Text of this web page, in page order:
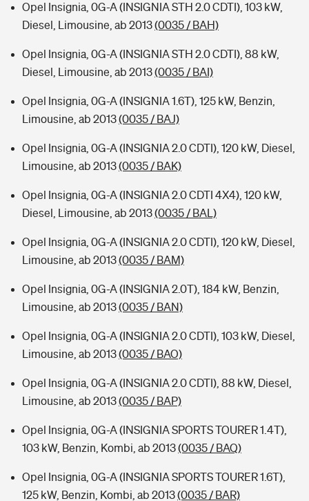
Opel Insignia, 0G-A (INSIGNIA STH 2.0 CDTI), 103 kW,
Diesel, Limousine, ab 2013(0035 / BAH)
Opel Insignia, 0G-A (INSIGNIA STH 2.0 CDTI), 88 kW,
Diesel, Limousine, ab 2013(0035 / BAI)
Opel Insignia, 0G-A (INSIGNIA 1.6T), 125 kW, Benzin,
Limousine, ab 2013(0035 / BAJ)
Opel Insignia, 0G-A (INSIGNIA 2.0 CDTI), 120 kW, Diesel,
Limousine, ab 2013(0035 / BAK)
Opel Insignia, 0G-A (INSIGNIA 2.0 CDTI 4X4), 120 kW,
Diesel, Limousine, ab 2013(0035 / BAL)
Opel Insignia, 0G-A (INSIGNIA 2.0 CDTI), 120 kW, Diesel,
Limousine, ab 2013(0035 / BAM)
Opel Insignia, 0G-A (INSIGNIA 2.0T), 184 kW, Benzin,
Limousine, ab 2013(0035 / BAN)
Opel Insignia, 0G-A (INSIGNIA 2.0 CDTI), 103 kW, Diesel,
Limousine, ab 2013(0035 / BAO)
Opel Insignia, 0G-A (INSIGNIA 2.0 CDTI), 88 kW, Diesel,
Limousine, ab 2013(0035 / BAP)
Opel Insignia, 0G-A (INSIGNIA SPORTS TOURER 1.4T),
103 kW, Benzin, Kombi, ab 2013(0035 / BAQ)
Opel Insignia, 0G-A (INSIGNIA SPORTS TOURER 1.6T),
125 kW, Benzin, Kombi, ab 2013(0035 / BAR)